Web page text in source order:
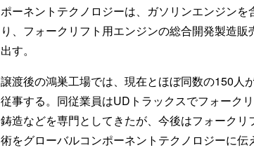
ポーネントテクノロジーは、ガソリンエンジン
り、フォークリフト用エンジンの総合開発製造
出す。
譲渡後の鴻巣工場では、現在とほぼ同数の150人
従事する。同従業員はUDトラックスでフォーク
鋳造などを専門としてきたが、今後はフォーク
術をグローバルコンポーネントテクノロジーに伝